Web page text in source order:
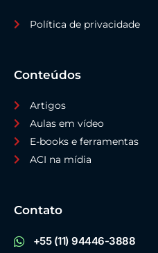
Política de privacidade
Conteúdos
Artigos
Aulas em vídeo
E-books e ferramentas
ACI na mídia
Contato
+55 (11) 94446-3888